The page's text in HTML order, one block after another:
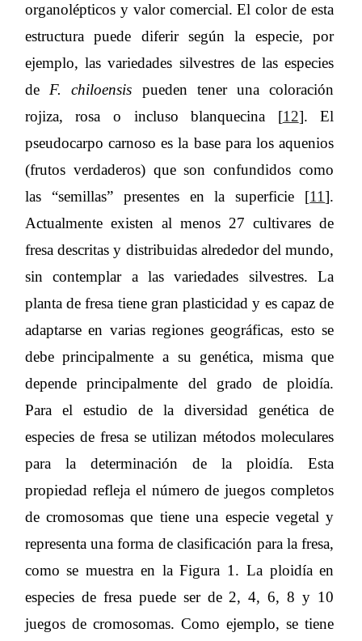
organolépticos y valor comercial. El color de esta
estructura puede diferir según la especie, por
ejemplo, las variedades silvestres de las especies
de F. chiloensis pueden tener una coloración
rojiza, rosa o incluso blanquecina [12]. El
pseudocarpo carnoso es la base para los aquenios
(frutos verdaderos) que son confundidos como
las “semillas” presentes en la superficie [11].
Actualmente existen al menos 27 cultivares de
fresa descritas y distribuidas alrededor del mundo,
sin contemplar a las variedades silvestres. La
planta de fresa tiene gran plasticidad y es capaz de
adaptarse en varias regiones geográficas, esto se
debe principalmente a su genética, misma que
depende principalmente del grado de ploidía.
Para el estudio de la diversidad genética de
especies de fresa se utilizan métodos moleculares
para la determinación de la ploidía. Esta
propiedad refleja el número de juegos completos
de cromosomas que tiene una especie vegetal y
representa una forma de clasificación para la fresa,
como se muestra en la Figura 1. La ploidía en
especies de fresa puede ser de 2, 4, 6, 8 y 10
juegos de cromosomas. Como ejemplo, se tiene